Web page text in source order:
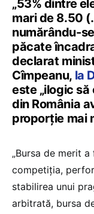
„53% dintre
mari de 8.50
numărându-
păcate
declarat
Cîmpeanu, la
este „ilogic
din România
proporţie mai
„Bursa de merit
competiţia,
stabilirea unui
arbitrată, bursa